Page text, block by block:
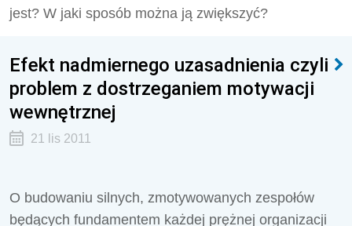
jest? W jaki sposób można ją zwiększyć?
Efekt nadmiernego uzasadnienia czyli
problem z dostrzeganiem motywacji
wewnętrznej
21 lis 2011
O budowaniu silnych, zmotywowanych zespołów
będących fundamentem każdej prężnej organizacji